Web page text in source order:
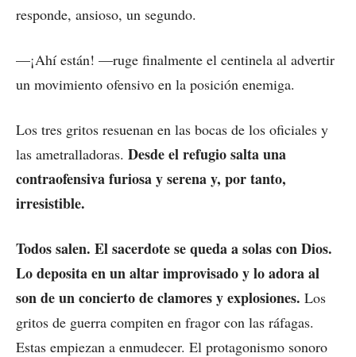
responde, ansioso, un segundo.
—¡Ahí están! —ruge finalmente el centinela al advertir
un movimiento ofensivo en la posición enemiga.
Los tres gritos resuenan en las bocas de los oficiales y
las ametralladoras. Desde el refugio salta una
contraofensiva furiosa y serena y, por tanto,
irresistible.
Todos salen. El sacerdote se queda a solas con Dios.
Lo deposita en un altar improvisado y lo adora al
son de un concierto de clamores y explosiones. Los
gritos de guerra compiten en fragor con las ráfagas.
Estas empiezan a enmudecer. El protagonismo sonoro